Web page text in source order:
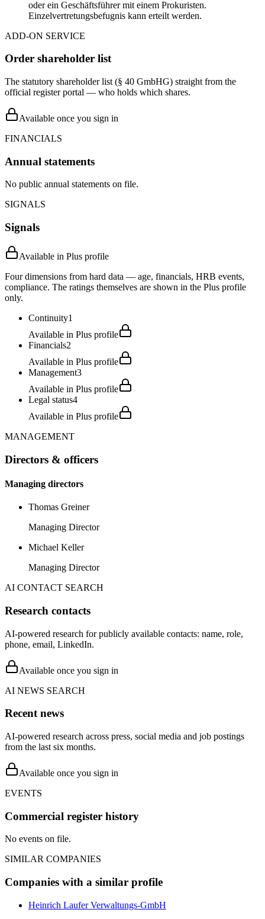
oder ein Geschäftsführer mit einem Prokuristen.
Einzelvertretungsbefugnis kann erteilt werden.
ADD-ON SERVICE
Order shareholder list
The statutory shareholder list (§ 40 GmbHG) straight from the
official register portal — who holds which shares.
Available once you sign in
FINANCIALS
Annual statements
No public annual statements on file.
SIGNALS
Signals
Available in Plus profile
Four dimensions from hard data — age, financials, HRB events,
compliance. The ratings themselves are shown in the Plus profile
only.
Continuity1
Available in Plus profile
Financials2
Available in Plus profile
Management3
Available in Plus profile
Legal status4
Available in Plus profile
MANAGEMENT
Directors & officers
Managing directors
Thomas Greiner
Managing Director
Michael Keller
Managing Director
AI CONTACT SEARCH
Research contacts
AI-powered research for publicly available contacts: name, role,
phone, email, LinkedIn.
Available once you sign in
AI NEWS SEARCH
Recent news
AI-powered research across press, social media and job postings
from the last six months.
Available once you sign in
EVENTS
Commercial register history
No events on file.
SIMILAR COMPANIES
Companies with a similar profile
Heinrich Laufer Verwaltungs-GmbH